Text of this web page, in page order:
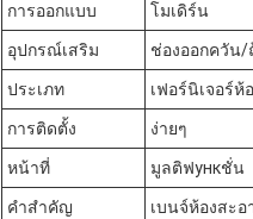
การออกแบบ โมเดิร์น
อุปกรณ์เสริม ช่องออกควัน
ประเภท เฟอร์นิเจอร์ห้
การติดตั้ง ง่ายๆ
หน้าที่ มูลติฟункชั่น
คําสําคัญ เบนจ์ห้องสะ